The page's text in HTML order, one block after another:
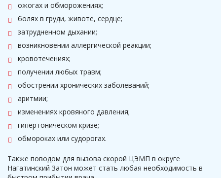
ожогах и обморожениях;
болях в груди, животе, сердце;
затрудненном дыхании;
возникновении аллергической реакции;
кровотечениях;
получении любых травм;
обострении хронических заболеваний;
аритмии;
изменениях кровяного давления;
гипертоническом кризе;
обмороках или судорогах.
Также поводом для вызова скорой ЦЭМП в округе
Нагатинский Затон может стать любая необходимость в